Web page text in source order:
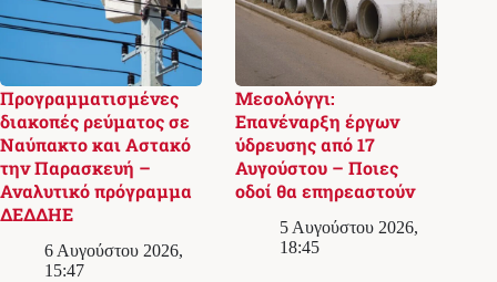
Προγραμματισμένες
διακοπές ρεύματος σε
Ναύπακτο και Αστακό
την Παρασκευή –
Αναλυτικό πρόγραμμα
ΔΕΔΔΗΕ
6 Αυγούστου 2026,
15:47
Μεσολόγγι:
Επανέναρξη έργων
ύδρευσης από 17
Αυγούστου – Ποιες
οδοί θα επηρεαστούν
5 Αυγούστου 2026,
18:45